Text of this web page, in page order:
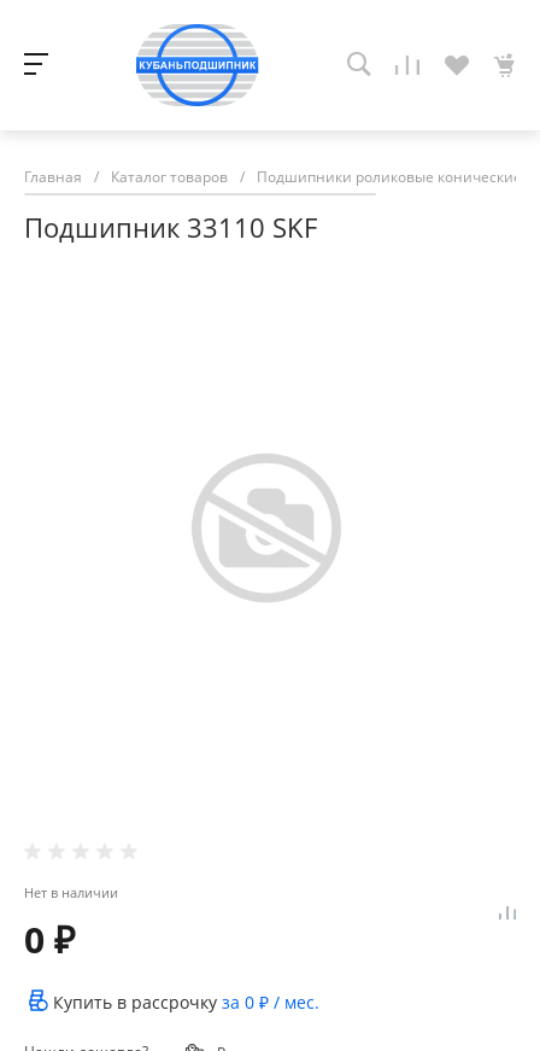
Главная / Каталог товаров / Подшипники роликовые конические
Подшипник 33110 SKF
Нет в наличии
0 ₽
Купить в рассрочку за 0 ₽ / мес.